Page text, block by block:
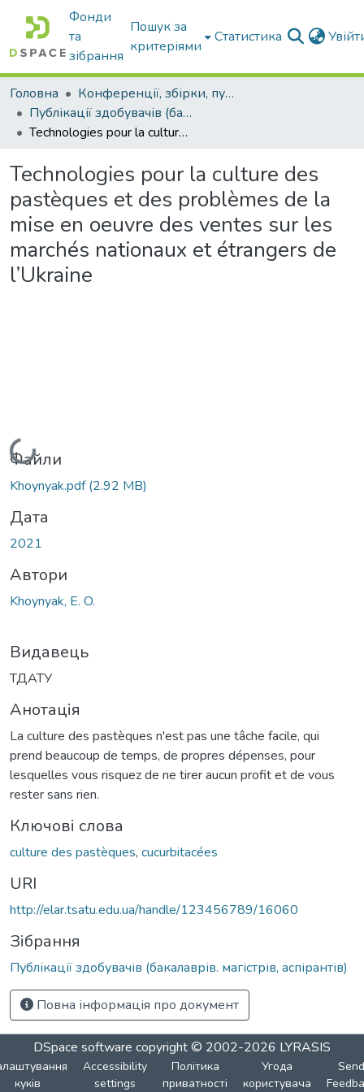
Фонди
та
зібрання
Пошук за
критеріями
Статистика
Головна
Конференції, збірки, публікації молодих вчених і здобувачів : магістрів, бакалаврів, аспірантів.
Публікації здобувачів (бакалаврів. магістрів, аспірантів)
Technologies pour la culture des pastèques et des problèmes de la mise en oeuvre des ventes sur les marchés nationaux et étrangers de l’Ukraine
Technologies pour la culture des
pastèques et des problèmes de la
mise en oeuvre des ventes sur les
marchés nationaux et étrangers de
l’Ukraine
Вантажиться...
Файли
Khoynyak.pdf(2.92 MB)
Дата
2021
Автори
Khoynyak, E. O.
Видавець
ТДАТУ
Анотація
La culture des pastèques n'est pas une tâche facile, qui
prend beaucoup de temps, de propres dépenses, pour
lesquelles vous risquez de ne tirer aucun profit et de vous
rester sans rien.
Ключові слова
culture des pastèques, cucurbitacées
URI
http://elar.tsatu.edu.ua/handle/123456789/16060
Зібрання
Публікації здобувачів (бакалаврів. магістрів, аспірантів)
Повна інформація про документ
DSpace software copyright © 2002-2026 LYRASIS
куків
Accessibility
settings
Політика
приватності
Угода
користувача
Send